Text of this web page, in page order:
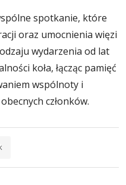
spotkanie, które
oraz umocnienia więzi
wydarzenia od lat
koła, łącząc pamięć
wspólnoty i
członków.